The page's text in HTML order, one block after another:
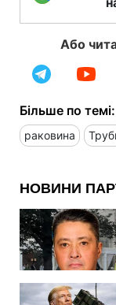
Або
Більше по темі:
раковина